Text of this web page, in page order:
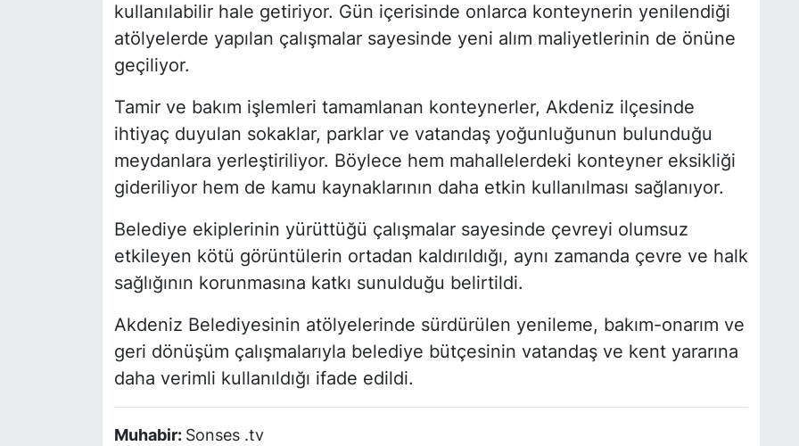
kullanılabilir hale getiriyor. Gün içerisinde onlarca konteynerin yenilendiği
atölyelerde yapılan çalışmalar sayesinde yeni alım maliyetlerinin de önüne
geçiliyor.
Tamir ve bakım işlemleri tamamlanan konteynerler, Akdeniz ilçesinde
ihtiyaç duyulan sokaklar, parklar ve vatandaş yoğunluğunun bulunduğu
meydanlara yerleştiriliyor. Böylece hem mahallelerdeki konteyner eksikliği
gideriliyor hem de kamu kaynaklarının daha etkin kullanılması sağlanıyor.
Belediye ekiplerinin yürüttüğü çalışmalar sayesinde çevreyi olumsuz
etkileyen kötü görüntülerin ortadan kaldırıldığı, aynı zamanda çevre ve halk
sağlığının korunmasına katkı sunulduğu belirtildi.
Akdeniz Belediyesinin atölyelerinde sürdürülen yenileme, bakım-onarım ve
geri dönüşüm çalışmalarıyla belediye bütçesinin vatandaş ve kent yararına
daha verimli kullanıldığı ifade edildi.
Muhabir: Sonses .tv